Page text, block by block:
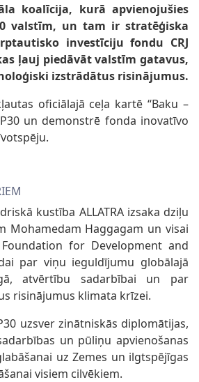
koalīcija, kurā apvienojušies
valstīm, un tam ir stratēģiska
investīciju fondu CRJ
ļauj piedāvāt valstīm gatavus,
izstrādātus risinājumus.
oficiālajā ceļa kartē “Baku –
un demonstrē fonda inovatīvo
kustība ALLATRA izsaka dziļu
Mohamedam Haggagam un visai
for Development and
par viņu ieguldījumu globālajā
atvērtību sadarbībai un par
risinājumus klimata krīzei.
uzsver zinātniskās diplomātijas,
un pūliņu apvienošanas
uz Zemes un ilgtspējīgas
visiem cilvēkiem.